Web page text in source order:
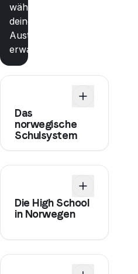
während
deines
Austauschsprogramms
erwartet
Das
norwegische
Schulsystem
Die High School
in Norwegen